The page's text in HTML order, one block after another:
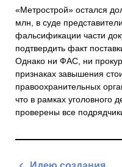
«Метрострой» остался
млн, в суде
фальсификации части
подтвердить факт
Однако ни ФАС, ни
признаках завышения
правоохранительных
что в рамках уголовного
проверены все
Навигация